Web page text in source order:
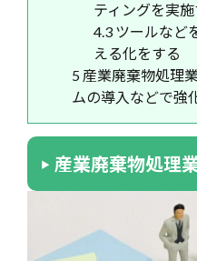
ティングを実施
4.3 ツールなど
える化をする
5 産業廃棄物処理
ムの導入などで強
産業廃棄物処理